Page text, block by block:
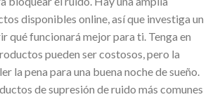
disponibles online, así que investiga un
qué funcionará mejor para ti. Tenga en
pueden ser costosos, pero la
la pena para una buena noche de sueño.
de supresión de ruido más comunes